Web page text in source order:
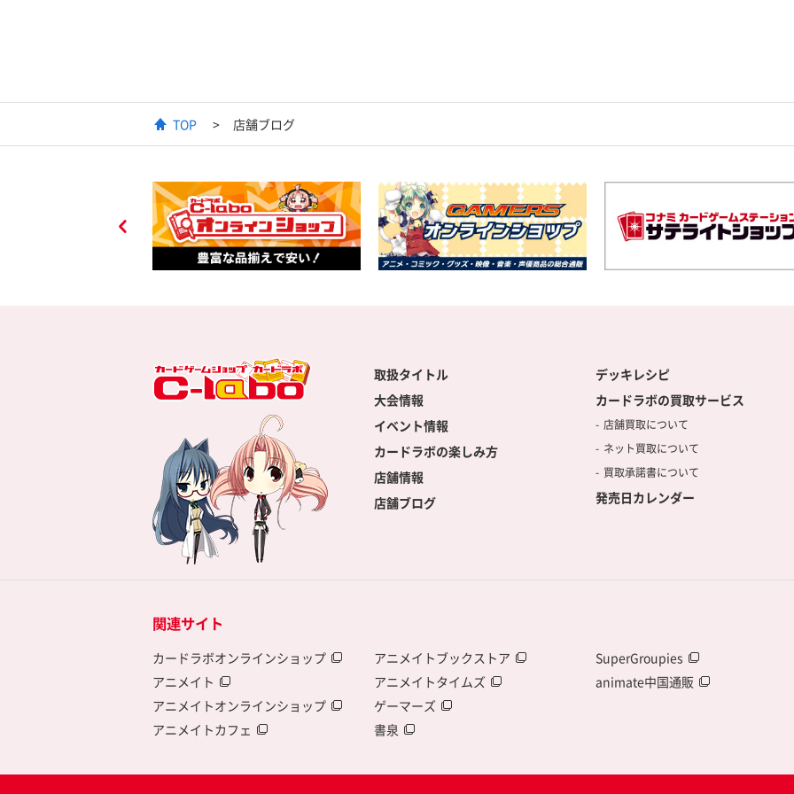
TOP 店舗ブログ
取扱タイトル
大会情報
イベント情報
カードラボの楽しみ方
店舗情報
店舗ブログ
デッキレシピ
カードラボの買取サービス
店舗買取について
ネット買取について
買取承諾書について
発売日カレンダー
関連サイト
カードラボオンラインショップ
アニメイト
アニメイトオンラインショップ
アニメイトカフェ
アニメイトブックストア
アニメイトタイムズ
ゲーマーズ
書泉
SuperGroupies
animate中国通販